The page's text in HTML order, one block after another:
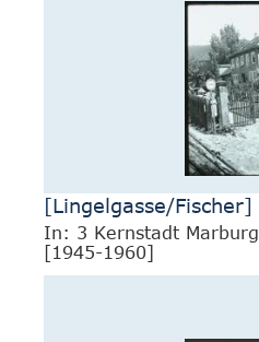
[Lingelgasse/Fischer]
In: 3 Kernstadt Marburg
[1945-1960]